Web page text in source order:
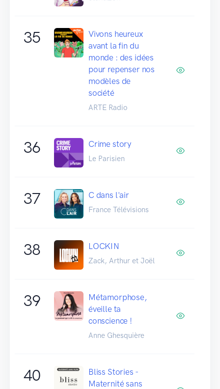
35
Vivons heureux
avant la fin du
monde : des idées
pour repenser nos
modèles de
société
ARTE Radio
36 Crime story
Le Parisien
37 C dans l'air
France Télévisions
38 LOCKIN
Zack, Arthur et Joël
39
Métamorphose,
éveille ta
conscience !
Anne Ghesquière
40
Bliss Stories -
Maternité sans